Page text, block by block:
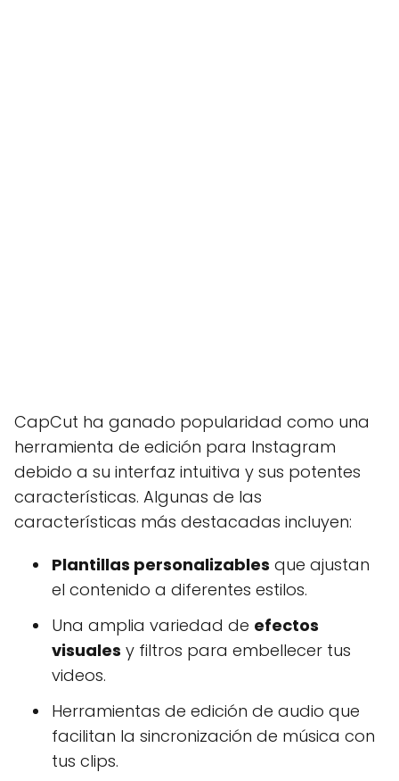
CapCut ha ganado popularidad como una
herramienta de edición para Instagram
debido a su interfaz intuitiva y sus potentes
características. Algunas de las
características más destacadas incluyen:
Plantillas personalizables que ajustan
el contenido a diferentes estilos.
Una amplia variedad de efectos
visuales y filtros para embellecer tus
videos.
Herramientas de edición de audio que
facilitan la sincronización de música con
tus clips.